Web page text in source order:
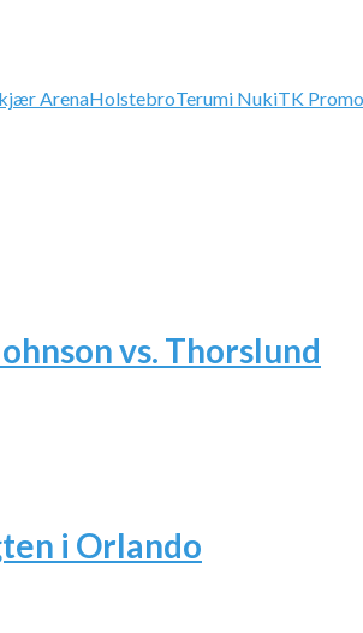
ArenaHolstebroTerumi NukiTK
vs. Thorslund
i Orlando